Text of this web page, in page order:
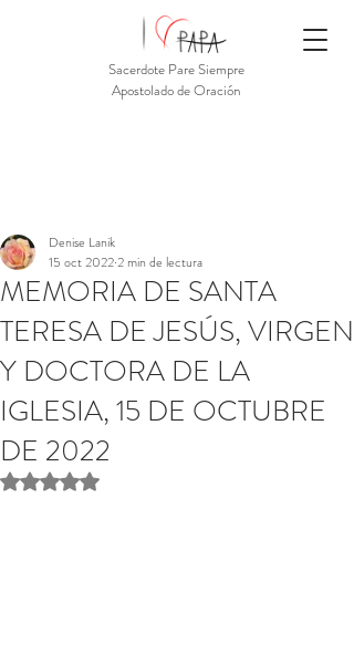
Sacerdote Pare Siempre
Apostolado de Oración
MEMORIA DE SANTA
TERESA DE JESÚS, VIRGEN
Y DOCTORA DE LA
IGLESIA, 15 DE OCTUBRE
DE 2022
Denise Lanik
15 oct 20222 min de lectura
Obtuvo NaN de 5 estrellas.